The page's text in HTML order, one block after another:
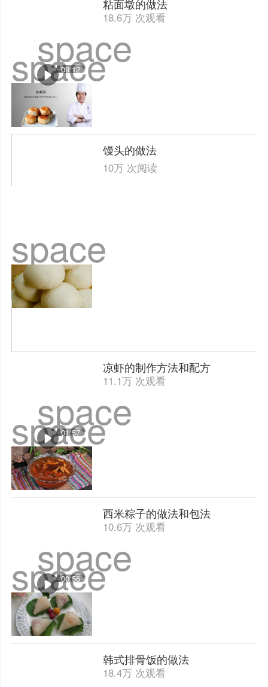
space
space
09:12
粘面墩的做法
18.6万 次观看
space
馒头的做法
10万 次阅读
space
space
01:57
凉虾的制作方法和配方
11.1万 次观看
space
space
00:56
西米粽子的做法和包法
10.6万 次观看
韩式排骨饭的做法
18.4万 次观看